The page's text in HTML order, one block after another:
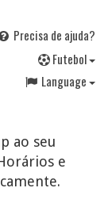
Precisa de ajuda?
Futebol
Language
ao seu
e